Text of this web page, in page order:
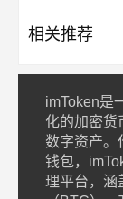
相关推荐
imToken是
化的加密货
数字资产。
钱包，
理平台，涵